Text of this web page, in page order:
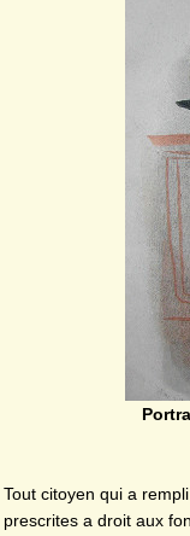
Tout citoyen qui a
prescrites a droit aux